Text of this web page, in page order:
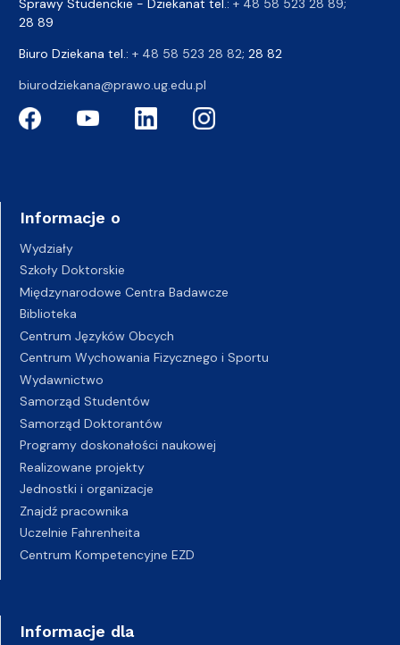
28 89
Biuro Dziekana tel.: + 48 58 523 28 82; 28 82
biurodziekana@prawo.ug.edu.pl
Informacje o
Wydziały
Szkoły Doktorskie
Międzynarodowe Centra Badawcze
Biblioteka
Centrum Języków Obcych
Centrum Wychowania Fizycznego i Sportu
Wydawnictwo
Samorząd Studentów
Samorząd Doktorantów
Programy doskonałości naukowej
Realizowane projekty
Jednostki i organizacje
Znajdź pracownika
Uczelnie Fahrenheita
Centrum Kompetencyjne EZD
Informacje dla